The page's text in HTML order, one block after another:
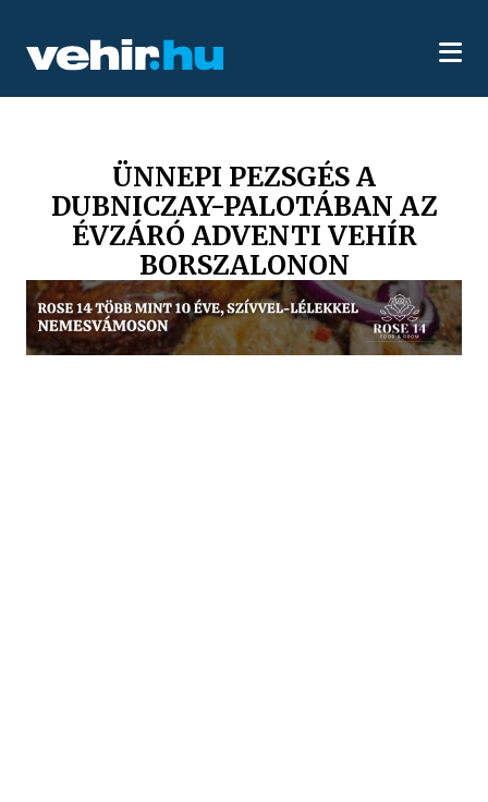
ÜNNEPI PEZSGÉS A
DUBNICZAY-PALOTÁBAN AZ
ÉVZÁRÓ ADVENTI VEHÍR
BORSZALONON